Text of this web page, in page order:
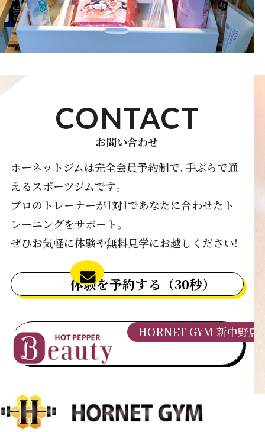
CONTACT
お問い合わせ
ホーネットジムは完全会員予約制で､手ぶらで通
えるスポーツジムです｡
プロのトレーナーが1対1であなたに合わせたト
レーニングをサポート｡
ぜひお気軽に体験や無料見学にお越しください!
体験を予約する（30秒）
HORNET GYM 新中野店